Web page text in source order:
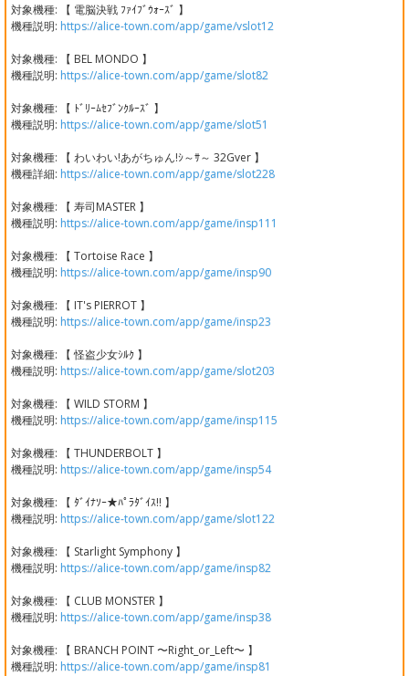
対象機種: 【 電脳決戦 ﾌｧｲﾌﾞｳｫｰｽﾞ 】
機種説明: https://alice-town.com/app/game/vslot12
対象機種: 【 BEL MONDO 】
機種説明: https://alice-town.com/app/game/slot82
対象機種: 【 ﾄﾞﾘｰﾑｾﾌﾞﾝｸﾙｰｽﾞ 】
機種説明: https://alice-town.com/app/game/slot51
対象機種: 【 わいわい!あがちゅん!ｼ～ｻ～ 32Gver 】
機種詳細: https://alice-town.com/app/game/slot228
対象機種: 【 寿司MASTER 】
機種説明: https://alice-town.com/app/game/insp111
対象機種: 【 Tortoise Race 】
機種説明: https://alice-town.com/app/game/insp90
対象機種: 【 IT's PIERROT 】
機種説明: https://alice-town.com/app/game/insp23
対象機種: 【 怪盗少女ｼﾙｸ 】
機種説明: https://alice-town.com/app/game/slot203
対象機種: 【 WILD STORM 】
機種説明: https://alice-town.com/app/game/insp115
対象機種: 【 THUNDERBOLT 】
機種説明: https://alice-town.com/app/game/insp54
対象機種: 【 ﾀﾞｲﾅｿｰ★ﾊﾟﾗﾀﾞｲｽ!! 】
機種説明: https://alice-town.com/app/game/slot122
対象機種: 【 Starlight Symphony 】
機種説明: https://alice-town.com/app/game/insp82
対象機種: 【 CLUB MONSTER 】
機種説明: https://alice-town.com/app/game/insp38
対象機種: 【 BRANCH POINT 〜Right_or_Left〜 】
機種説明: https://alice-town.com/app/game/insp81